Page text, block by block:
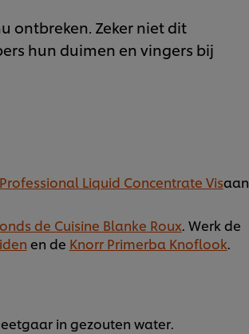
ontbreken. Zeker niet dit
hun duimen en vingers bij
Liquid Concentrate Visaan
de Cuisine Blanke Roux. Werk de
en de Knorr Primerba Knoflook.
in gezouten water.